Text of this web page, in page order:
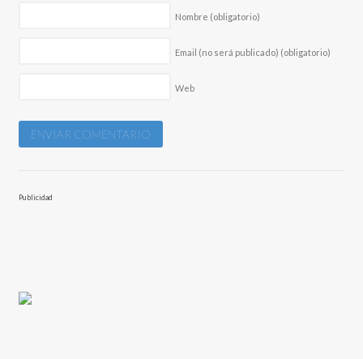
Nombre (obligatorio)
Email (no será publicado) (obligatorio)
Web
Publicidad